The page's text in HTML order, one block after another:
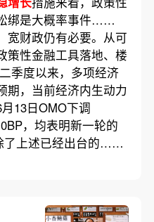
绑是大概率事件……
宽财政仍有必要。从可
策性金融工具落地、楼
季度以来，多项经济
期，当前经济内生动力
13日OMO下调
，均表明新一轮的
了上述已经出台的……